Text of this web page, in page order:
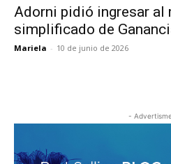
Adorni pidió ingresar al
simplificado de
Mariela - 10 de junio de 2026
-